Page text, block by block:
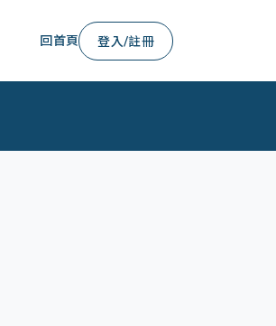
回首頁 登入/註冊